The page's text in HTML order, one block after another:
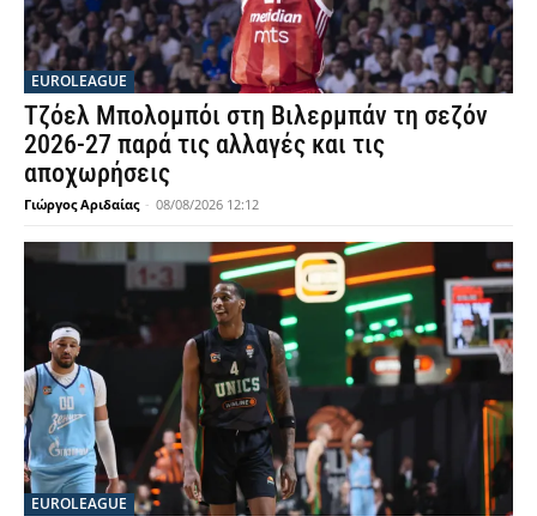
EUROLEAGUE
Τζόελ Μπολομπόι στη Βιλερμπάν τη σεζόν
2026-27 παρά τις αλλαγές και τις
αποχωρήσεις
Γιώργος Αριδαίας - 08/08/2026 12:12
EUROLEAGUE